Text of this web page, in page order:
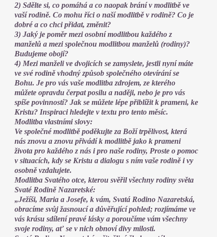
2) Sdělte si, co pomáhá a co naopak brání v modlitbě ve
vaší rodině. Co mohu říci o naší modlitbě v rodině? Co je
dobré a co chci přidat, změnit?
3) Jaký je poměr mezi osobní modlitbou každého z
manželů a mezi společnou modlitbou manželů (rodiny)?
Budujeme obojí?
4) Mezi manželi ve dvojicích se zamyslete, jestli nyní máte
ve své rodině vhodný způsob společného otevírání se
Bohu. Je pro vás vaše modlitba zdrojem, ze kterého
můžete opravdu čerpat posilu a naději, nebo je pro vás
spíše povinností? Jak se můžete lépe přiblížit k prameni, ke
Kristu? Inspiraci hledejte v textu pro tento měsíc.
Modlitba vlastními slovy:
Ve společné modlitbě poděkujte za Boží trpělivost, která
nás znovu a znovu přivádí k modlitbě jako k prameni
života pro každého z nás i pro naše rodiny, Proste o pomoc
v situacích, kdy se Kristu a dialogu s ním vaše rodině i vy
osobně vzdalujete.
Modlitba Svatého otce, kterou svěřil všechny rodiny světa
Svaté Rodině Nazaretské:
„Ježíši, Maria a Josefe, k vám, Svatá Rodino Nazaretská,
obracíme svůj žasnoucí a důvěřující pohled; rozjímáme ve
vás krásu sdílení pravé lásky a poroučíme vám všechny
svoje rodiny, ať se v nich obnoví divy milosti.